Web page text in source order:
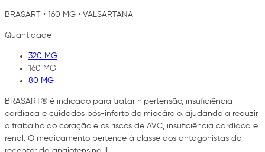
BRASART • 160 MG • VALSARTANA
Quantidade
320 MG
160 MG
80 MG
BRASART® é indicado para tratar hipertensão, insuficiência
cardíaca e cuidados pós-infarto do miocárdio, ajudando a reduzir
o trabalho do coração e os riscos de AVC, insuficiência cardíaca e
renal. O medicamento pertence à classe dos antagonistas do